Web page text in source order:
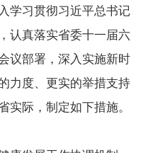
学习贯彻习近平总书记
认真落实省委十一届六
议部署，深入实施新时
力度、更实的举措支持
实际，制定如下措施。